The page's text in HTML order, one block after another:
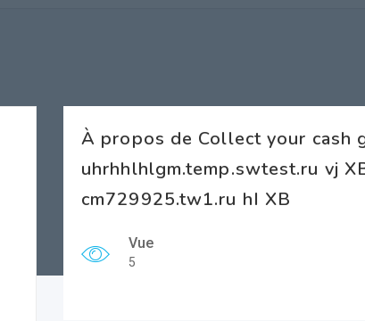
À propos de Collect your cash
uhrhhlhlgm.temp.swtest.ru vj
cm729925.tw1.ru hI XB
Vue
5